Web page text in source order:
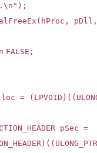
);
FALSE;
= (LPVOID)((
pSec =
ULONG_PTR